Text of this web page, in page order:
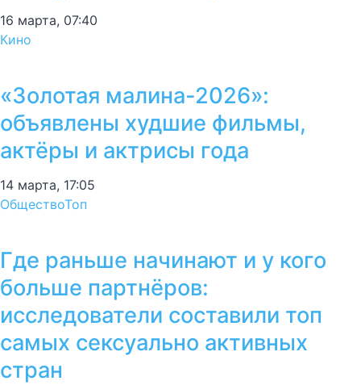
16 марта, 07:40
Кино
«Золотая малина-2026»:
объявлены худшие фильмы,
актёры и актрисы года
14 марта, 17:05
ОбществоТоп
Где раньше начинают и у кого
больше партнёров:
исследователи составили топ
самых сексуально активных
стран